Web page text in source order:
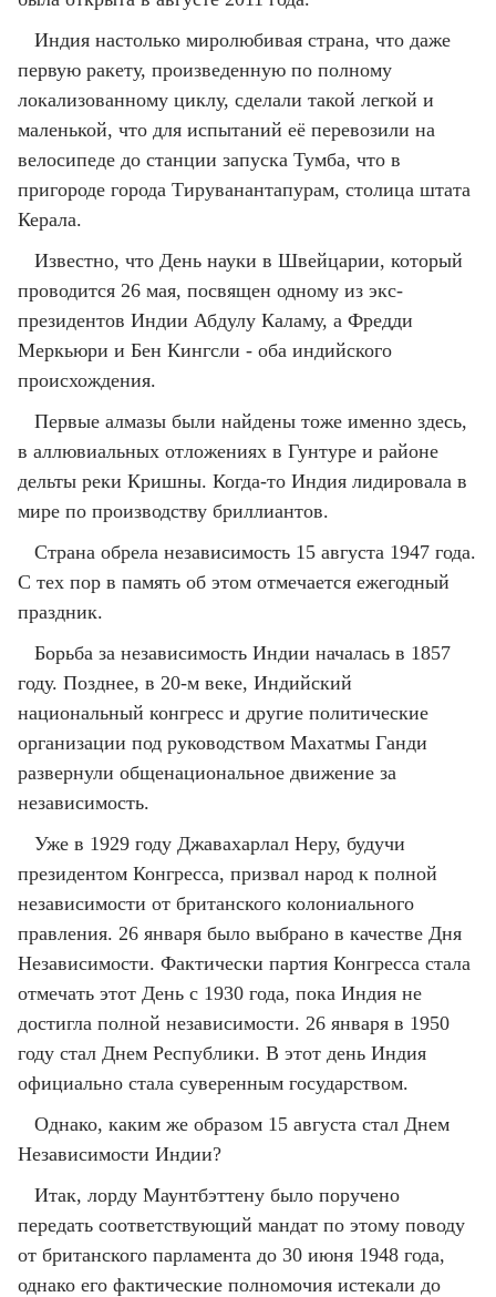
Индия настолько миролюбивая страна, что даже
первую ракету, произведенную по полному
локализованному циклу, сделали такой легкой и
маленькой, что для испытаний её перевозили на
велосипеде до станции запуска Тумба, что в
пригороде города Тируванантапурам, столица штата
Керала.
Известно, что День науки в Швейцарии, который
проводится 26 мая, посвящен одному из экс-
президентов Индии Абдулу Каламу, а Фредди
Меркьюри и Бен Кингсли - оба индийского
происхождения.
Первые алмазы были найдены тоже именно здесь,
в аллювиальных отложениях в Гунтуре и районе
дельты реки Кришны. Когда-то Индия лидировала в
мире по производству бриллиантов.
Страна обрела независимость 15 августа 1947 года.
С тех пор в память об этом отмечается ежегодный
праздник.
Борьба за независимость Индии началась в 1857
году. Позднее, в 20-м веке, Индийский
национальный конгресс и другие политические
организации под руководством Махатмы Ганди
развернули общенациональное движение за
независимость.
Уже в 1929 году Джавахарлал Неру, будучи
президентом Конгресса, призвал народ к полной
независимости от британского колониального
правления. 26 января было выбрано в качестве Дня
Независимости. Фактически партия Конгресса стала
отмечать этот День с 1930 года, пока Индия не
достигла полной независимости. 26 января в 1950
году стал Днем Республики. В этот день Индия
официально стала суверенным государством.
Однако, каким же образом 15 августа стал Днем
Независимости Индии?
Итак, лорду Маунтбэттену было поручено
передать соответствующий мандат по этому поводу
от британского парламента до 30 июня 1948 года,
однако его фактические полномочия истекали до